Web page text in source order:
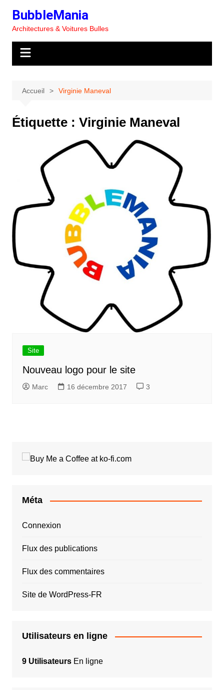
contenu
BubbleMania
Architectures & Voitures Bulles
Accueil Virginie Maneval
Étiquette : Virginie Maneval
Site
Nouveau logo pour le site
Marc 16 décembre 2017 3
Méta
Connexion
Flux des publications
Flux des commentaires
Site de WordPress-FR
Utilisateurs en ligne
9 UtilisateursEn ligne